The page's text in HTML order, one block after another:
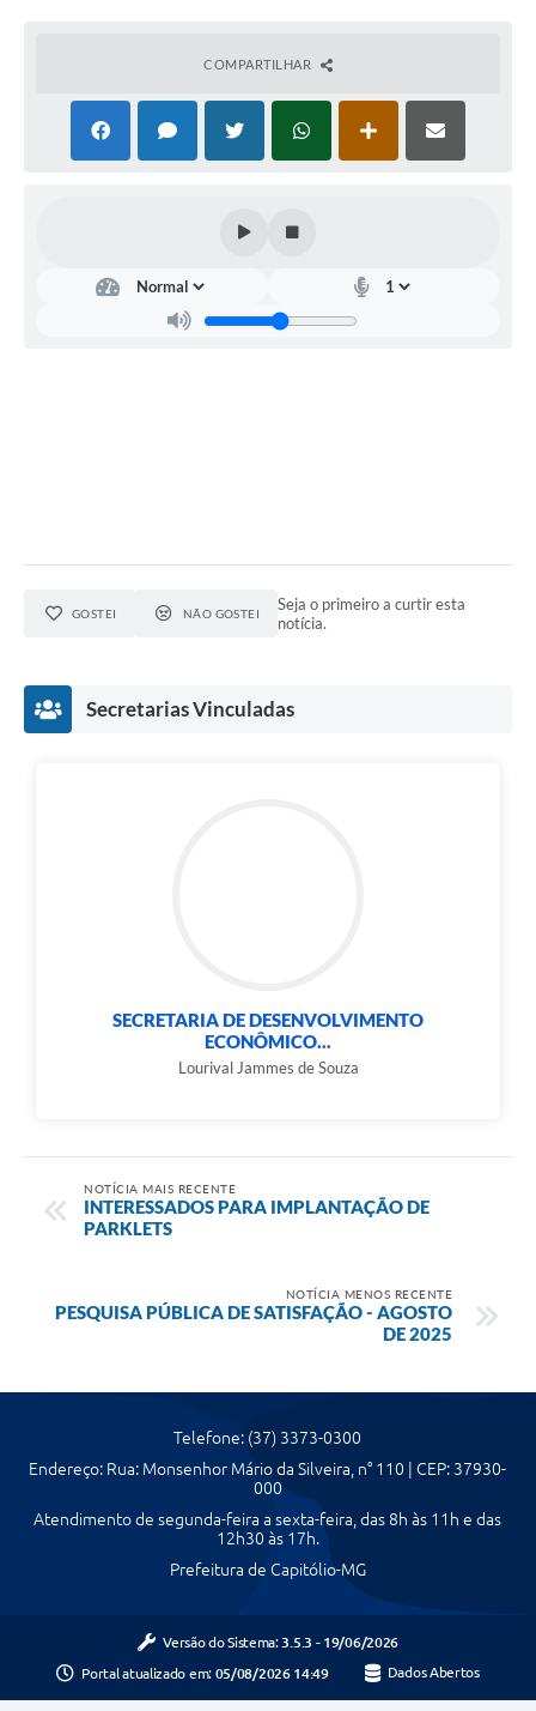
Agenda Oficial
Meio ambiente
COMPARTILHAR
GOSTEI NÃO GOSTEI
Seja o primeiro a curtir esta
notícia.
Secretarias Vinculadas
SECRETARIA DE DESENVOLVIMENTO
ECONÔMICO...
Lourival Jammes de Souza
NOTÍCIA MAIS RECENTE
INTERESSADOS PARA IMPLANTAÇÃO DE
PARKLETS
NOTÍCIA MENOS RECENTE
PESQUISA PÚBLICA DE SATISFAÇÃO - AGOSTO
DE 2025
Telefone: (37) 3373-0300
Endereço: Rua: Monsenhor Mário da Silveira, n° 110 | CEP: 37930-
000
Atendimento de segunda-feira a sexta-feira, das 8h às 11h e das
12h30 às 17h.
Prefeitura de Capitólio-MG
Versão do Sistema: 3.5.3 - 19/06/2026
Portal atualizado em: 05/08/2026 14:49 Dados Abertos